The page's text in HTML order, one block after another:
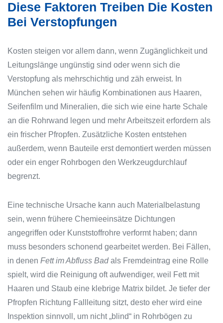
Diese Faktoren Treiben Die Kosten
Bei Verstopfungen
Kosten steigen vor allem dann, wenn Zugänglichkeit und
Leitungslänge ungünstig sind oder wenn sich die
Verstopfung als mehrschichtig und zäh erweist. In
München sehen wir häufig Kombinationen aus Haaren,
Seifenfilm und Mineralien, die sich wie eine harte Schale
an die Rohrwand legen und mehr Arbeitszeit erfordern als
ein frischer Pfropfen. Zusätzliche Kosten entstehen
außerdem, wenn Bauteile erst demontiert werden müssen
oder ein enger Rohrbogen den Werkzeugdurchlauf
begrenzt.
Eine technische Ursache kann auch Materialbelastung
sein, wenn frühere Chemieeinsätze Dichtungen
angegriffen oder Kunststoffrohre verformt haben; dann
muss besonders schonend gearbeitet werden. Bei Fällen,
in denen Fett im Abfluss Badals Fremdeintrag eine Rolle
spielt, wird die Reinigung oft aufwendiger, weil Fett mit
Haaren und Staub eine klebrige Matrix bildet. Je tiefer der
Pfropfen Richtung Fallleitung sitzt, desto eher wird eine
Inspektion sinnvoll, um nicht „blind“ in Rohrbögen zu